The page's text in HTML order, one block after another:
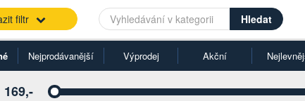
filtr
Nejprodávanější Výprodej Akční
Vyberte
169,-